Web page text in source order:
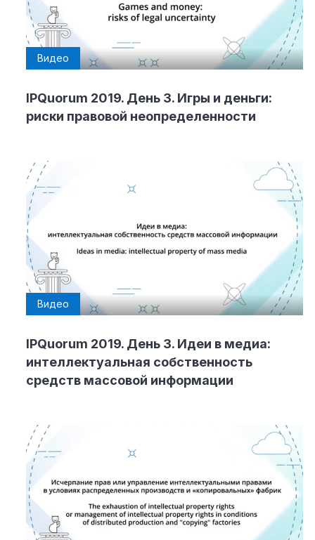
Видео
IPQuorum 2019. День 3. Игры и деньги:
риски правовой неопределенности
Видео
IPQuorum 2019. День 3. Идеи в медиа:
интеллектуальная собственность
средств массовой информации